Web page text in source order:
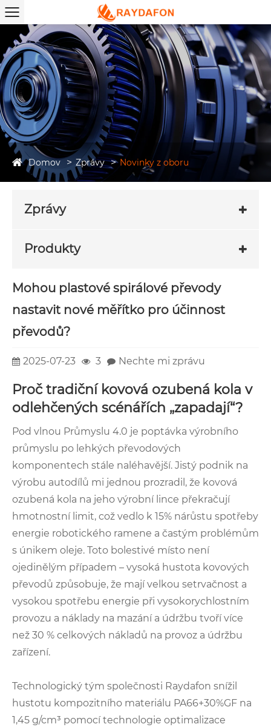
Domov Zprávy Novinky z oboru
Zprávy
Produkty
Mohou plastové spirálové převody
nastavit nové měřítko pro účinnost
převodů?
2025-07-23 3 Nechte mi zprávu
Proč tradiční kovová ozubená kola v
odlehčených scénářích „zapadají“?
Pod vlnou Průmyslu 4.0 je poptávka výrobního
průmyslu po lehkých převodových
komponentech stále naléhavější. Jistý podnik na
výrobu autodílů mi jednou prozradil, že kovová
ozubená kola na jeho výrobní lince překračují
hmotnostní limit, což vedlo k 15% nárůstu spotřeby
energie robotického ramene a častým problémům
s únikem oleje. Toto bolestivé místo není
ojedinělým případem – vysoká hustota kovových
převodů způsobuje, že mají velkou setrvačnost a
vysokou spotřebu energie při vysokorychlostním
provozu a náklady na mazání a údržbu tvoří více
než 30 % celkových nákladů na provoz a údržbu
zařízení.
Technologický tým společnosti Raydafon snížil
hustotu kompozitního materiálu PA66+30%GF na
1,45 g/cm³ pomocí technologie optimalizace